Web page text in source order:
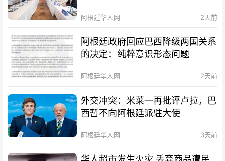
阿根廷华人网 2天前
阿根廷政府回应巴西降级两国关系
的决定：纯粹意识形态问题
阿根廷华人网 2天前
外交冲突：米莱一再批评卢拉，巴
西暂不向阿根廷派驻大使
阿根廷华人网 3天前